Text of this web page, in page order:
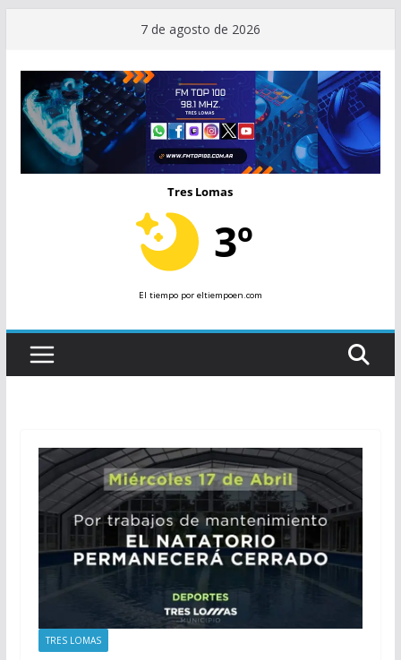
contenido
7 de agosto de 2026
Tres Lomas
3º
El tiempopor eltiempoen.com
TRES LOMAS